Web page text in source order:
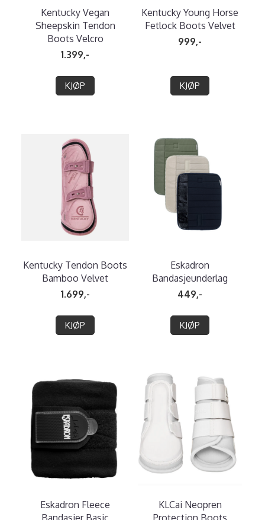
Kentucky Vegan
Sheepskin Tendon
Boots Velcro
1.399,-
KJØP
Kentucky Young Horse
Fetlock Boots Velvet
999,-
KJØP
Kentucky Tendon Boots
Bamboo Velvet
1.699,-
KJØP
Eskadron
Bandasjeunderlag
449,-
KJØP
Eskadron Fleece
Bandasjer Basic
KLCai Neopren
Protection Boots